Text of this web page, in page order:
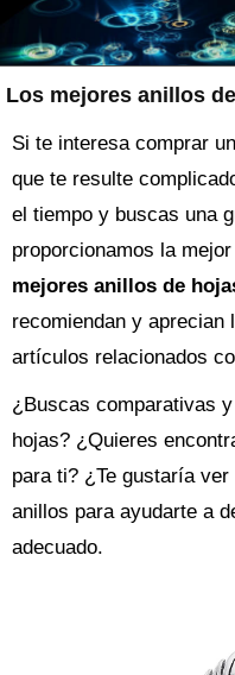
Los mejores anillos
Si te interesa comprar
que te resulte
el tiempo y buscas una
proporcionamos la
mejores anillos de
recomiendan y aprecian
artículos relacionados
¿Buscas comparativas
hojas? ¿Quieres
para ti? ¿Te gustaría
anillos para ayudarte a
adecuado.